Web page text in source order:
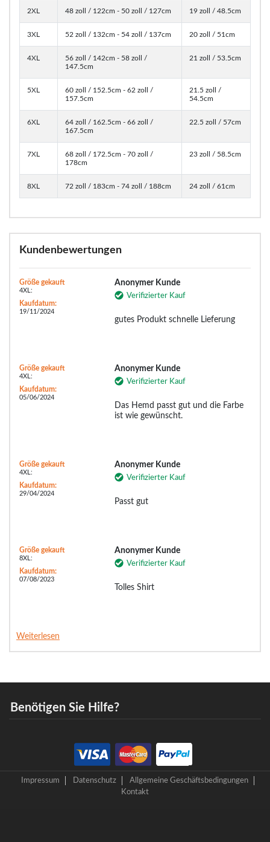
2XL 48 zoll / 122cm - 50 zoll / 127cm 19 zoll / 48.5cm
3XL 52 zoll / 132cm - 54 zoll / 137cm 20 zoll / 51cm
4XL
56 zoll / 142cm - 58 zoll /
147.5cm
21 zoll / 53.5cm
5XL
60 zoll / 152.5cm - 62 zoll /
157.5cm
21.5 zoll /
54.5cm
6XL
64 zoll / 162.5cm - 66 zoll /
167.5cm
22.5 zoll / 57cm
7XL
68 zoll / 172.5cm - 70 zoll /
178cm
23 zoll / 58.5cm
8XL 72 zoll / 183cm - 74 zoll / 188cm 24 zoll / 61cm
Kundenbewertungen
Größe gekauft
4XL:
Kaufdatum:
19/11/2024
Anonymer Kunde
Verifizierter Kauf
gutes Produkt schnelle Lieferung
Größe gekauft
4XL:
Kaufdatum:
05/06/2024
Anonymer Kunde
Verifizierter Kauf
Das Hemd passt gut und die Farbe
ist wie gewünscht.
Größe gekauft
4XL:
Kaufdatum:
29/04/2024
Anonymer Kunde
Verifizierter Kauf
Passt gut
Größe gekauft
8XL:
Kaufdatum:
07/08/2023
Anonymer Kunde
Verifizierter Kauf
Tolles Shirt
Weiterlesen
Benötigen Sie Hilfe?
Impressum Datenschutz
Allgemeine Geschäftsbedingungen
Kontakt